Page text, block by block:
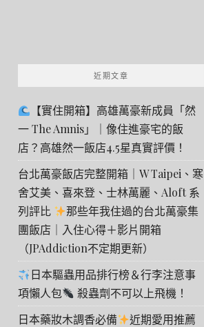
近期文章
【實住開箱】高雄萬豪新成員「然
一 The Amnis」｜像住進豪宅的飯
店？高雄然一飯店4.5星真實評價！
台北萬豪飯店完整開箱｜W Taipei、寒
舍艾美、喜來登、士林萬麗、Aloft 系
列評比
那些年我住過的台北萬豪集
團飯店｜入住心得＋影片開箱
（JPAddiction不定期更新）
日本驅蟲用品排行榜＆行李注意事
項懶人包
殺蟲劑不可以上飛機！
日本藥妝木調香必備
近期愛用推薦